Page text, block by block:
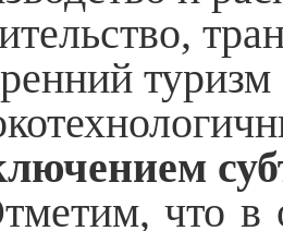
туризм
что в